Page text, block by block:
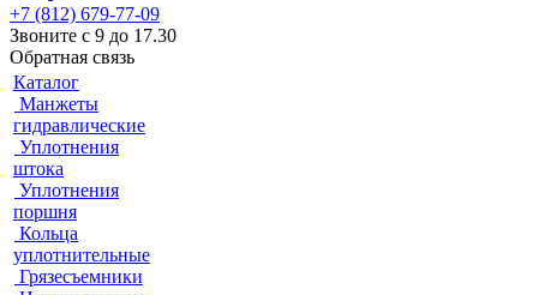
+7 (812) 679-77-09
Звоните с 9 до 17.30
Обратная связь
Каталог
Манжеты
гидравлические
Уплотнения
штока
Уплотнения
поршня
Кольца
уплотнительные
Грязесъемники